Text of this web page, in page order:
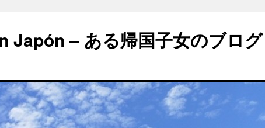
Japón – ある帰国子女のブログ